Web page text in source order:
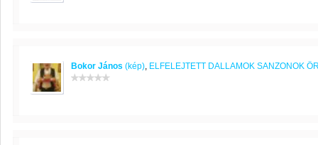
Bokor János (kép), ELFELEJTETT DALLAMOK SANZONOK